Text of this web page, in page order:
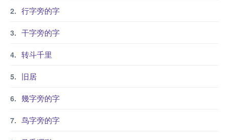
行字旁的字
干字旁的字
转斗千里
旧居
幾字旁的字
鸟字旁的字